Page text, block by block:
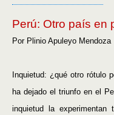
Perú: Otro país en
Por Plinio Apuleyo Mendoza
Inquietud: ¿qué otro rótulo
ha dejado el triunfo en el
inquietud la experimentan